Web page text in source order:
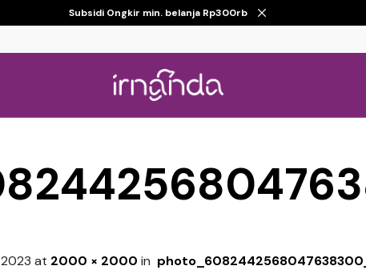
Subsidi Ongkir min. belanja Rp300rb
at 2000 × 2000 in